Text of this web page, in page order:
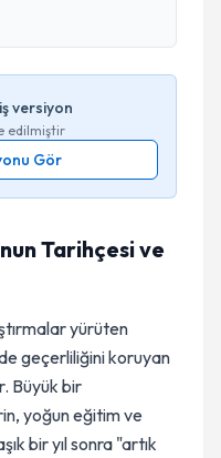
versiyon
edilmiştir
Gör
Tarihçesi ve
yürüten
geçerliliğini koruyan
Büyük bir
yoğun eğitim ve
bir yıl sonra "artık